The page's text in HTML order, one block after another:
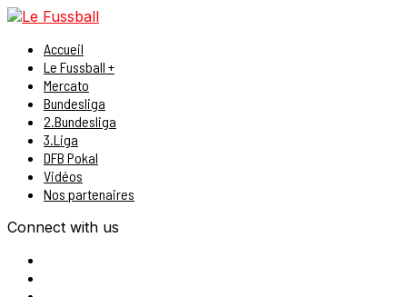
Accueil
Le Fussball +
Mercato
Bundesliga
2.Bundesliga
3.Liga
DFB Pokal
Vidéos
Nos partenaires
Connect with us